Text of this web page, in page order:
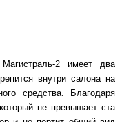
2 имеет два
внутри салона на
средства. Благодаря
не превышает ста